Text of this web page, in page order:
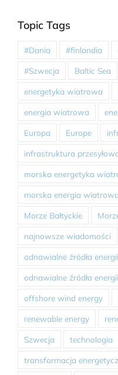
Topic Tags
#Dania #finlandia
#Szwecja Baltic Sea
energetyka wiatrowa
energia wiatrowa
Europa Europe
infrastruktura
morska energetyka
morska energia wiatrowa
Morze Bałtyckie
najnowsze wiadomości
odnawialne źródła energii
odnawialne źródła energii
offshore wind energy
renewable energy
Szwecja technologia
transformacja